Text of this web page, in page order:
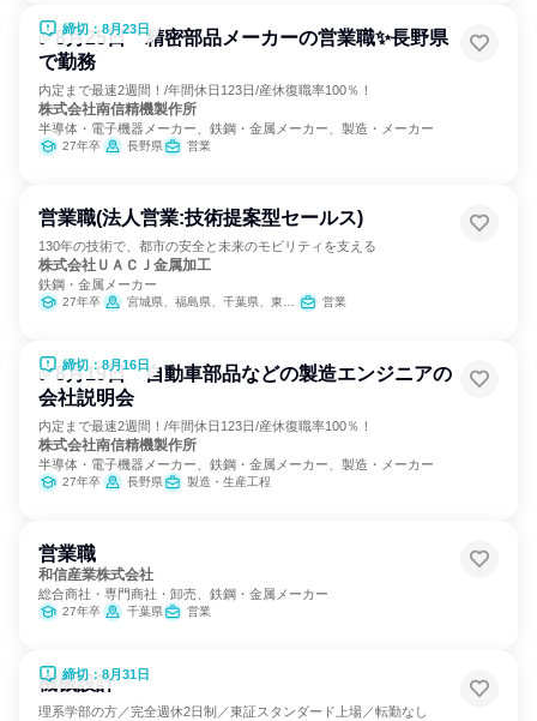
締切：8月23日
✅8月25日 精密部品メーカーの営業職✨長野県
で勤務
内定まで最速2週間！/年間休日123日/産休復職率100％！
株式会社南信精機製作所
半導体・電子機器メーカー、鉄鋼・金属メーカー、製造・メーカー
27年卒 長野県 営業
営業職(法人営業:技術提案型セールス)
130年の技術で、都市の安全と未来のモビリティを支える
株式会社ＵＡＣＪ金属加工
鉄鋼・金属メーカー
27年卒 宮城県、福島県、千葉県、東京都、岐阜県、愛知県、滋賀県、大阪府、広島県、福岡県 営業
締切：8月16日
✅8月19日 自動車部品などの製造エンジニアの
会社説明会
内定まで最速2週間！/年間休日123日/産休復職率100％！
株式会社南信精機製作所
半導体・電子機器メーカー、鉄鋼・金属メーカー、製造・メーカー
27年卒 長野県 製造・生産工程
営業職
和信産業株式会社
総合商社・専門商社・卸売、鉄鋼・金属メーカー
27年卒 千葉県 営業
締切：8月31日
機械設計
理系学部の方／完全週休2日制／東証スタンダード上場／転勤なし